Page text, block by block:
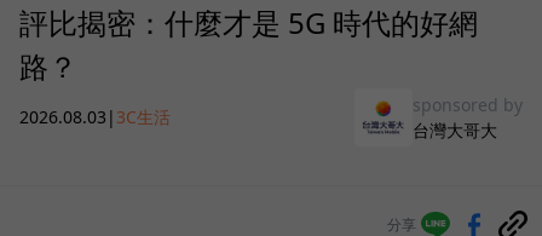
評比揭密：什麼才是 5G 時代的好網
路？
2026.08.03 | 3C生活
sponsored by
台灣大哥大
分享